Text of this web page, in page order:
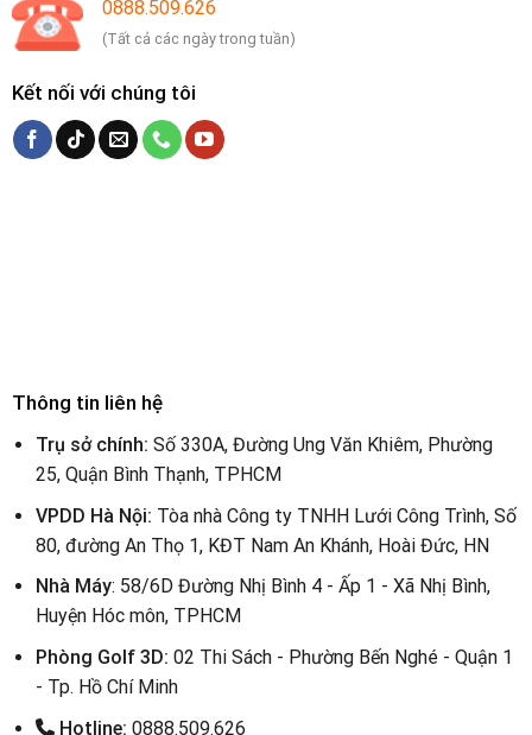
0888.509.626
(Tất cả các ngày trong tuần)
Kết nối với chúng tôi
Thông tin liên hệ
Trụ sở chính: Số 330A, Đường Ung Văn Khiêm, Phường
25, Quận Bình Thạnh, TPHCM
VPDD Hà Nội: Tòa nhà Công ty TNHH Lưới Công Trình, Số
80, đường An Thọ 1, KĐT Nam An Khánh, Hoài Đức, HN
Nhà Máy: 58/6D Đường Nhị Bình 4 - Ấp 1 - Xã Nhị Bình,
Huyện Hóc môn, TPHCM
Phòng Golf 3D:02 Thi Sách - Phường Bến Nghé - Quận 1
- Tp. Hồ Chí Minh
Hotline: 0888.509.626